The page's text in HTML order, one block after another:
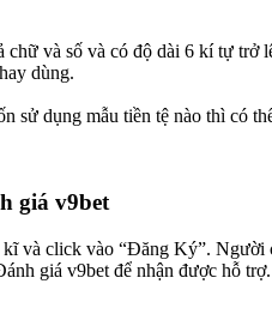
và số và có độ dài 6 kí tự
dùng.
dụng mẫu tiền tệ nào thì có
giá v9bet
và click vào “Đăng Ký”.
giá v9bet để nhận được hỗ trợ.